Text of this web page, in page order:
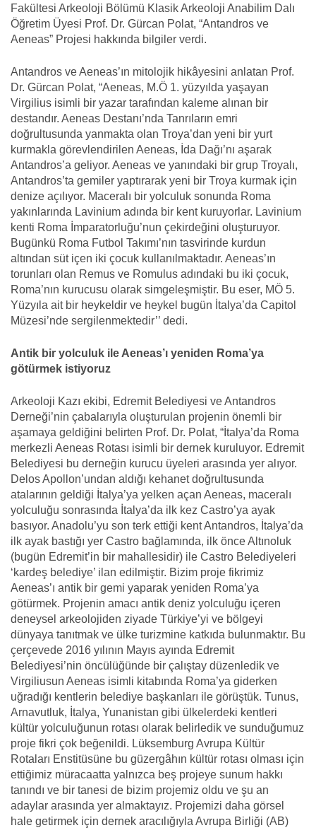
Fakültesi Arkeoloji Bölümü Klasik Arkeoloji Anabilim Dalı
Öğretim Üyesi Prof. Dr. Gürcan Polat, “Antandros ve
Aeneas” Projesi hakkında bilgiler verdi.
Antandros ve Aeneas’ın mitolojik hikâyesini anlatan Prof.
Dr. Gürcan Polat, “Aeneas, M.Ö 1. yüzyılda yaşayan
Virgilius isimli bir yazar tarafından kaleme alınan bir
destandır. Aeneas Destanı’nda Tanrıların emri
doğrultusunda yanmakta olan Troya’dan yeni bir yurt
kurmakla görevlendirilen Aeneas, İda Dağı’nı aşarak
Antandros’a geliyor. Aeneas ve yanındaki bir grup Troyalı,
Antandros’ta gemiler yaptırarak yeni bir Troya kurmak için
denize açılıyor. Maceralı bir yolculuk sonunda Roma
yakınlarında Lavinium adında bir kent kuruyorlar. Lavinium
kenti Roma İmparatorluğu’nun çekirdeğini oluşturuyor.
Bugünkü Roma Futbol Takımı’nın tasvirinde kurdun
altından süt içen iki çocuk kullanılmaktadır. Aeneas’ın
torunları olan Remus ve Romulus adındaki bu iki çocuk,
Roma’nın kurucusu olarak simgeleşmiştir. Bu eser, MÖ 5.
Yüzyıla ait bir heykeldir ve heykel bugün İtalya’da Capitol
Müzesi’nde sergilenmektedir’’ dedi.
Antik bir yolculuk ile Aeneas’ı yeniden Roma’ya
götürmek istiyoruz
Arkeoloji Kazı ekibi, Edremit Belediyesi ve Antandros
Derneği’nin çabalarıyla oluşturulan projenin önemli bir
aşamaya geldiğini belirten Prof. Dr. Polat, “İtalya’da Roma
merkezli Aeneas Rotası isimli bir dernek kuruluyor. Edremit
Belediyesi bu derneğin kurucu üyeleri arasında yer alıyor.
Delos Apollon’undan aldığı kehanet doğrultusunda
atalarının geldiği İtalya’ya yelken açan Aeneas, maceralı
yolculuğu sonrasında İtalya’da ilk kez Castro’ya ayak
basıyor. Anadolu’yu son terk ettiği kent Antandros, İtalya’da
ilk ayak bastığı yer Castro bağlamında, ilk önce Altınoluk
(bugün Edremit’in bir mahallesidir) ile Castro Belediyeleri
‘kardeş belediye’ ilan edilmiştir. Bizim proje fikrimiz
Aeneas’ı antik bir gemi yaparak yeniden Roma’ya
götürmek. Projenin amacı antik deniz yolculuğu içeren
deneysel arkeolojiden ziyade Türkiye’yi ve bölgeyi
dünyaya tanıtmak ve ülke turizmine katkıda bulunmaktır. Bu
çerçevede 2016 yılının Mayıs ayında Edremit
Belediyesi’nin öncülüğünde bir çalıştay düzenledik ve
Virgiliusun Aeneas isimli kitabında Roma’ya giderken
uğradığı kentlerin belediye başkanları ile görüştük. Tunus,
Arnavutluk, İtalya, Yunanistan gibi ülkelerdeki kentleri
kültür yolculuğunun rotası olarak belirledik ve sunduğumuz
proje fikri çok beğenildi. Lüksemburg Avrupa Kültür
Rotaları Enstitüsüne bu güzergâhın kültür rotası olması için
ettiğimiz müracaatta yalnızca beş projeye sunum hakkı
tanındı ve bir tanesi de bizim projemiz oldu ve şu an
adaylar arasında yer almaktayız. Projemizi daha görsel
hale getirmek için dernek aracılığıyla Avrupa Birliği (AB)